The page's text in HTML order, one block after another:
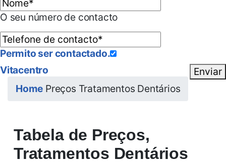
O seu número de contacto
Permito ser contactado.
Enviar
Vitacentro
Home Preços Tratamentos Dentários
Tabela de Preços,
Tratamentos Dentários